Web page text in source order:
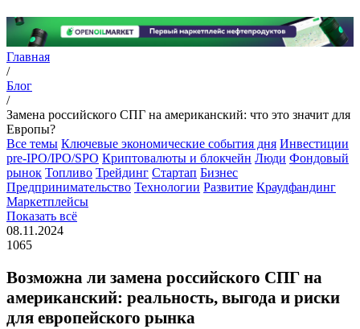
Главная
/
Блог
/
Замена российского СПГ на американский: что это значит для
Европы?
Все темы Ключевые экономические события дня Инвестиции
pre-IPO/IPO/SPO Криптовалюты и блокчейн Люди Фондовый
рынок Топливо Трейдинг Стартап Бизнес
Предпринимательство Технологии Развитие Краудфандинг
Маркетплейсы
Показать всё
08.11.2024
1065
Возможна ли замена российского СПГ на
американский: реальность, выгода и риски
для европейского рынка